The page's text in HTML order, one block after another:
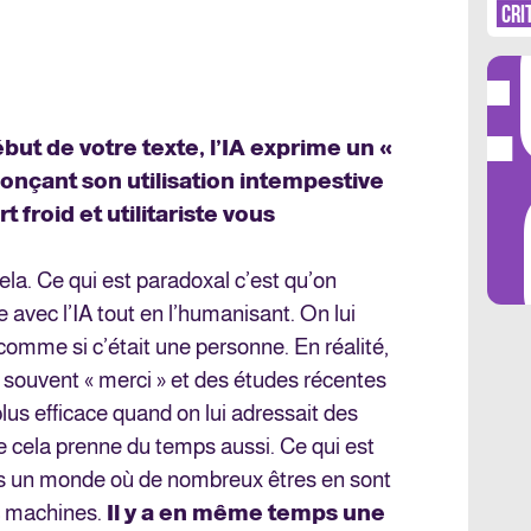
de votre texte, l’IA exprime un «
son utilisation intempestive
froid et utilitariste vous
Ce qui est paradoxal c’est qu’on
l’IA tout en l’humanisant. On lui
si c’était une personne. En réalité,
« merci » et des études récentes
efficace quand on lui adressait des
cela prenne du temps aussi. Ce qui est
un monde où de nombreux êtres en sont
Il y a en même temps une